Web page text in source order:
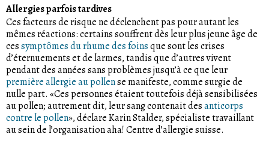
Allergies parfois tardives
Ces facteurs de risque ne déclenchent pas pour autant les
mêmes réactions: certains souffrent dès leur plus jeune âge de
cessymptômes du rhume des foinsque sont les crises
d’éternuements et de larmes, tandis que d’autres vivent
pendant des années sans problèmes jusqu’à ce que leur
première allergie au pollense manifeste, comme surgie de
nulle part. «Ces personnes étaient toutefois déjà sensibilisées
au pollen; autrement dit, leur sang contenait desanticorps
contre le pollen», déclare Karin Stalder, spécialiste travaillant
au sein de l’organisation aha! Centre d’allergie suisse.